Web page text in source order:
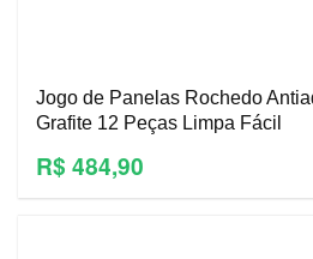
Jogo de Panelas Rochedo
Grafite 12 Peças Limpa Fácil
R$ 484,90